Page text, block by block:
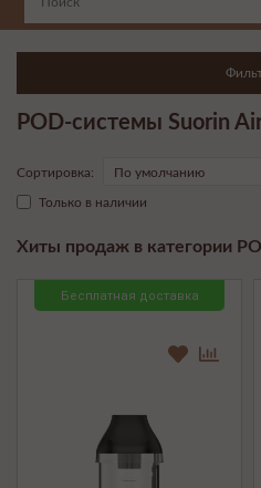
POD-системы Suorin
Сортировка:
Только в наличии
Хиты продаж в категории
Бесплатная доставка